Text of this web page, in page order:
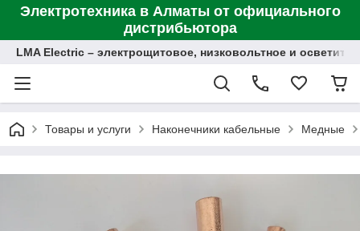
Электротехника в Алматы от официального
дистрибьютора
LMA Electric – электрощитовое, низковольтное и
Товары и услуги Наконечники кабельные Медные